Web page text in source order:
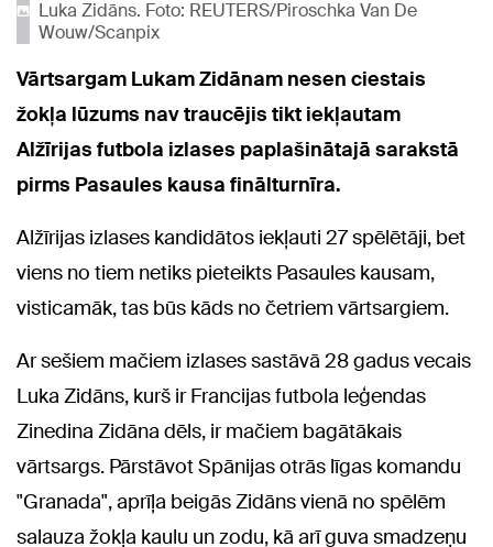
Luka Zidāns. Foto: REUTERS/Piroschka Van De
Wouw/Scanpix
Vārtsargam Lukam Zidānam nesen ciestais
žokļa lūzums nav traucējis tikt iekļautam
Alžīrijas futbola izlases paplašinātajā sarakstā
pirms Pasaules kausa finālturnīra.
Alžīrijas izlases kandidātos iekļauti 27 spēlētāji, bet
viens no tiem netiks pieteikts Pasaules kausam,
visticamāk, tas būs kāds no četriem vārtsargiem.
Ar sešiem mačiem izlases sastāvā 28 gadus vecais
Luka Zidāns, kurš ir Francijas futbola leģendas
Zinedina Zidāna dēls, ir mačiem bagātākais
vārtsargs. Pārstāvot Spānijas otrās līgas komandu
"Granada", aprīļa beigās Zidāns vienā no spēlēm
salauza žokļa kaulu un zodu, kā arī guva smadzeņu